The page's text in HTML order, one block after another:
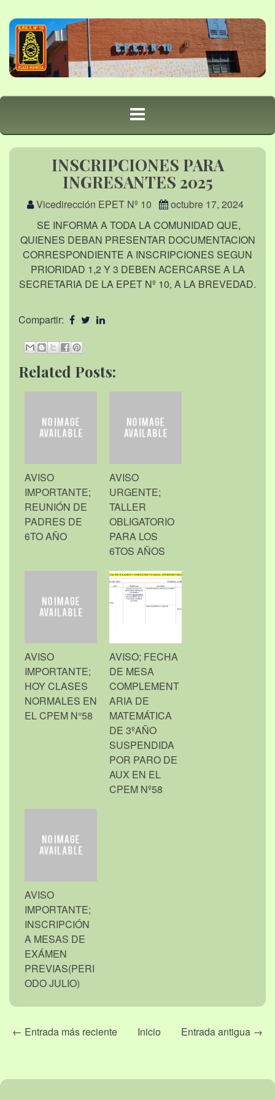
INSCRIPCIONES PARA
INGRESANTES 2025
Vicedirección EPET Nº 10
octubre 17, 2024
SE INFORMA A TODA LA COMUNIDAD QUE,
QUIENES DEBAN PRESENTAR DOCUMENTACION
CORRESPONDIENTE A INSCRIPCIONES SEGUN
PRIORIDAD 1,2 Y 3 DEBEN ACERCARSE A LA
SECRETARIA DE LA EPET Nº 10, A LA BREVEDAD.
Compartir:
Related Posts:
AVISO
IMPORTANTE;
REUNIÓN DE
PADRES DE
6TO AÑO
AVISO
URGENTE;
TALLER
OBLIGATORIO
PARA LOS
6TOS AÑOS
AVISO
IMPORTANTE;
HOY CLASES
NORMALES EN
EL CPEM N°58
AVISO; FECHA
DE MESA
COMPLEMENT
ARIA DE
MATEMÁTICA
DE 3ºAÑO
SUSPENDIDA
POR PARO DE
AUX EN EL
CPEM Nº58
AVISO
IMPORTANTE;
INSCRIPCIÓN
A MESAS DE
EXÁMEN
PREVIAS(PERI
ODO JULIO)
← Entrada más reciente Entrada antigua →
Inicio